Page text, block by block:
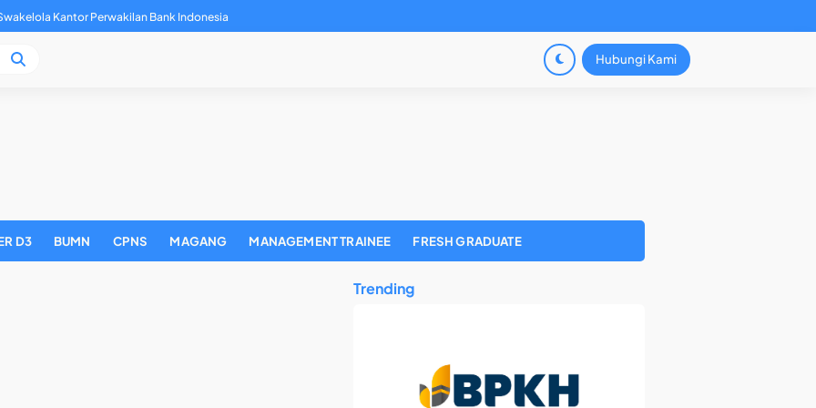
PT Reska Multi Usaha (KAI Services)
Hubungi Kami
D3 BUMN CPNS MAGANG MANAGEMENT TRAINEE FRESH GRADUATE
Trending